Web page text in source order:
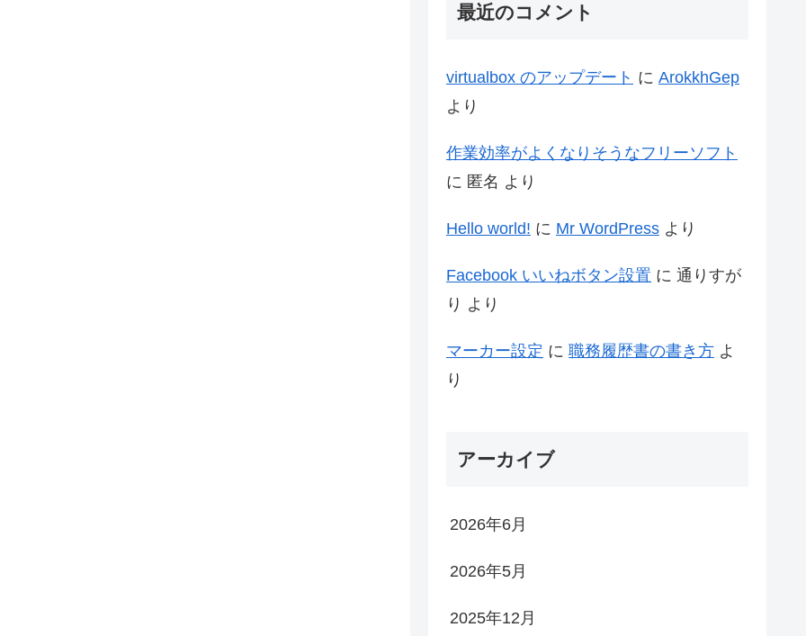
最近のコメント
virtualbox のアップデート に ArokkhGep
より
作業効率がよくなりそうなフリーソフト
に 匿名 より
Hello world! に Mr WordPress より
Facebook いいねボタン設置 に 通りすが
り より
マーカー設定 に 職務履歴書の書き方 よ
り
アーカイブ
2026年6月
2026年5月
2025年12月